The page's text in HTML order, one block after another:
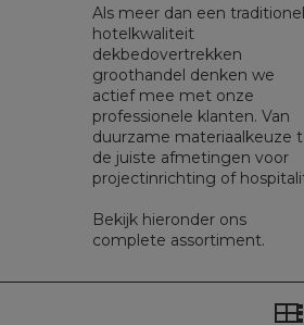
Als meer dan een
hotelkwaliteit
dekbedovertrekken
groothandel denken we
actief mee met onze
professionele klanten. Van
duurzame materiaalkeuze
de juiste afmetingen voor
projectinrichting of
Bekijk hieronder ons
complete assortiment.